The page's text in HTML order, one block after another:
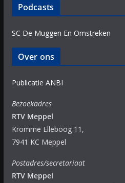
Podcasts
SC De Muggen En Omstreken
Over ons
Publicatie ANBI
Bezoekadres
RTV Meppel
Kromme Elleboog 11,
7941 KC Meppel
Postadres/secretariaat
RTV Meppel